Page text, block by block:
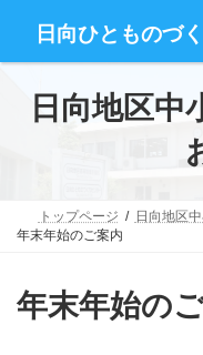
ン
ー
日向ひとものづ
ー
ン日向地区中
トップページ
日向地区
年末年始のご案内
年末年始の